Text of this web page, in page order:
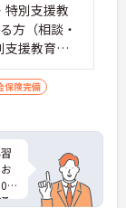
特別支援教
方（相談・
支援教育な
修受講者
保険完備